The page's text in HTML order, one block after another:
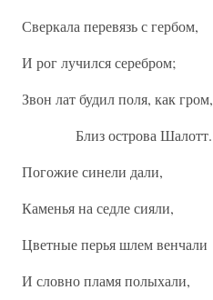
Сверкала перевязь с гербом,
И рог лучился серебром;
Звон лат будил поля, как гром,
Близ острова Шалотт.
Погожие синели дали,
Каменья на седле сияли,
Цветные перья шлем венчали
И словно пламя полыхали,